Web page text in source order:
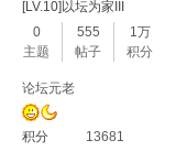
[LV.10]以坛为家III
0
主题
555
帖子
1万
积分
论坛元老
积分 13681